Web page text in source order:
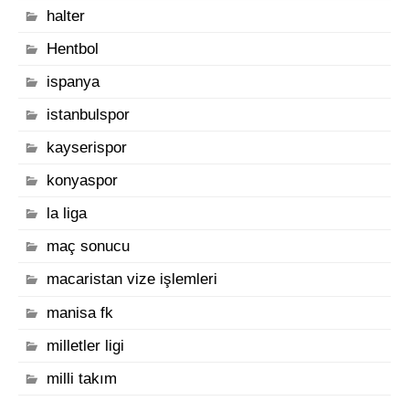
halter
Hentbol
ispanya
istanbulspor
kayserispor
konyaspor
la liga
maç sonucu
macaristan vize işlemleri
manisa fk
milletler ligi
milli takım